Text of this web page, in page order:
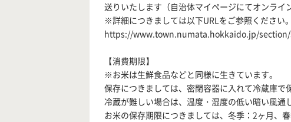
送りいたします（自治体マイページにてオンライ
※詳細につきましては以下URLをご参照ください。
https://www.town.numata.hokkaido.jp/
【消費期限】
※お米は生鮮食品などと同様に生きています。
保存につきましては、密閉容器に入れて冷蔵庫で
冷蔵が難しい場合は、温度・湿度の低い暗い風通
お米の保存期限につきましては、冬季：2ヶ月、